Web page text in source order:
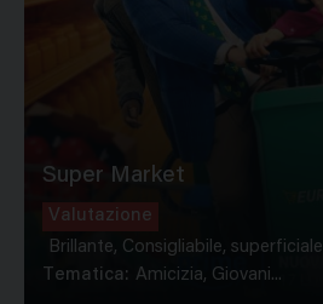
Super Market
Valutazione
Brillante, Consigliabile, superficiale
Tematica: Amicizia, Giovani...